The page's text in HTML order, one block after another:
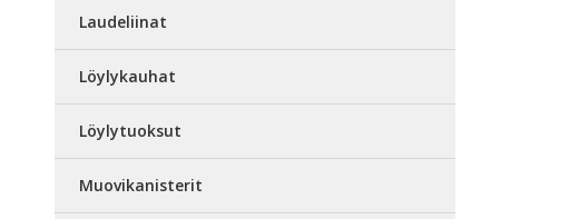
Laudeliinat
Löylykauhat
Löylytuoksut
Muovikanisterit